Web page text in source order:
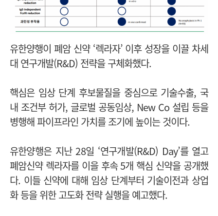
유한양행이 폐암 신약 ‘렉라자’ 이후 성장을 이끌 차세
대 연구개발(R&D) 전략을 구체화했다.
핵심은 임상 단계 후보물질을 중심으로 기술수출, 국
내 조건부 허가, 글로벌 공동임상, New Co 설립 등을
병행해 파이프라인 가치를 조기에 높이는 것이다.
유한양행은 지난 28일 ‘연구개발(R&D) Day’를 열고
폐암신약 렉라자를 이을 후속 5개 핵심 신약을 공개했
다. 이들 신약에 대해 임상 단계부터 기술이전과 상업
화 등을 위한 고도화 전략 실행을 예고했다.